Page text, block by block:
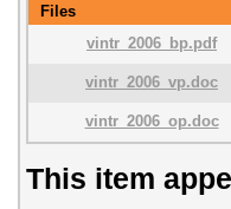
Files
vintr_2006_bp.pdf
vintr_2006_vp.doc
vintr_2006_op.doc
This item